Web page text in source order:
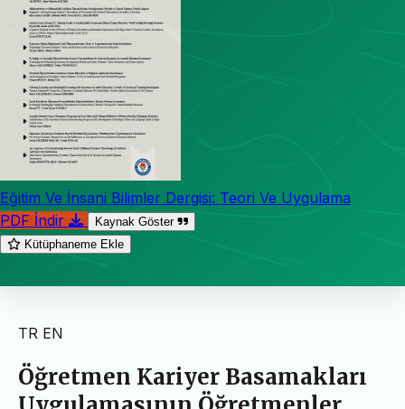
Eğitim Ve İnsani Bilimler Dergisi: Teori Ve Uygulama
PDF İndir
Kaynak Göster
Kütüphaneme Ekle
TR EN
Öğretmen Kariyer Basamakları